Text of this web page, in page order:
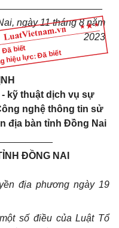
biết
hiệu lực: Đã biết
ngày 11 tháng 8 năm
2023
kỹ thuật dịch vụ sự
nghệ thông tin sử
địa bàn tỉnh Đồng Nai
ĐỒNG NAI
địa phương ngày 19
số điều của Luật Tổ